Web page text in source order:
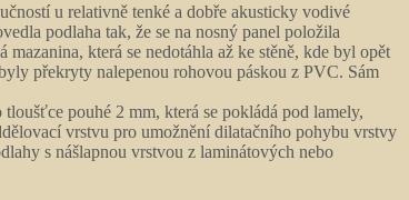
u relativně tenké a dobře akusticky vodivé
podlaha tak, že se na nosný panel položila
která se nedotáhla až ke stěně, kde byl opět
překryty nalepenou rohovou páskou z PVC. Sám
pouhé 2 mm, která se pokládá pod lamely,
vrstvu pro umožnění dilatačního pohybu vrstvy
s nášlapnou vrstvou z laminátových nebo